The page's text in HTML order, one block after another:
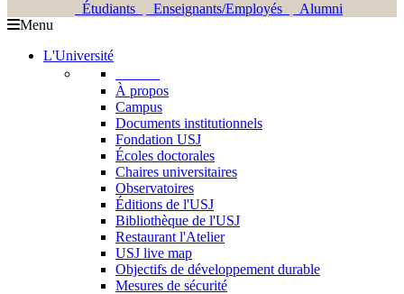
Étudiants Enseignants/Employés
Alumni
Menu
L'Université
À propos
Campus
Documents institutionnels
Fondation USJ
Écoles doctorales
Chaires universitaires
Observatoires
Éditions de l'USJ
Bibliothèque de l'USJ
Restaurant l'Atelier
USJ live map
Objectifs de développement durable
Mesures de sécurité